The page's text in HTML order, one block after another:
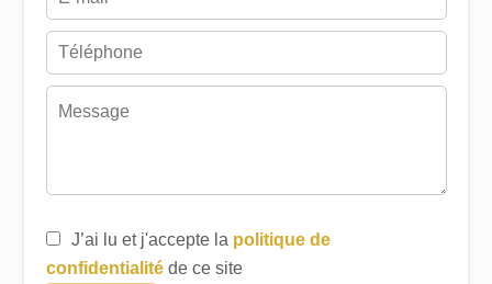
J’ai lu et j'accepte la politique de
confidentialitéde ce site